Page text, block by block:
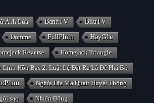
Ánh Lửa BanhTV BiluTV
Domme FullPhim HayGhe
Reverse Homejack Triangle
Linh Hồn Bạc 2: Luật Lệ Đặt Ra Là Để Phá Bỏ
Nghĩa Địa Ma Quái: Huyết Thống
sao Nhiên Đông